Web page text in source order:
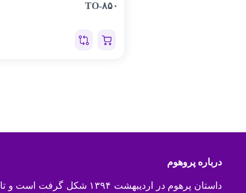
TO-۸۵۰
درباره پروهوم
داستان پرهوم در اردیبهشت ۱۳۹۴ شکل گرفت است و تا